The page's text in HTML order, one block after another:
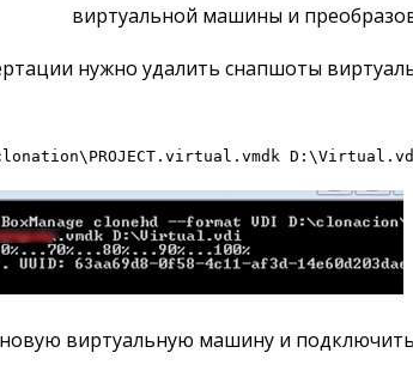
виртуальной машины и
нужно удалить снапшоты
виртуальную машину и